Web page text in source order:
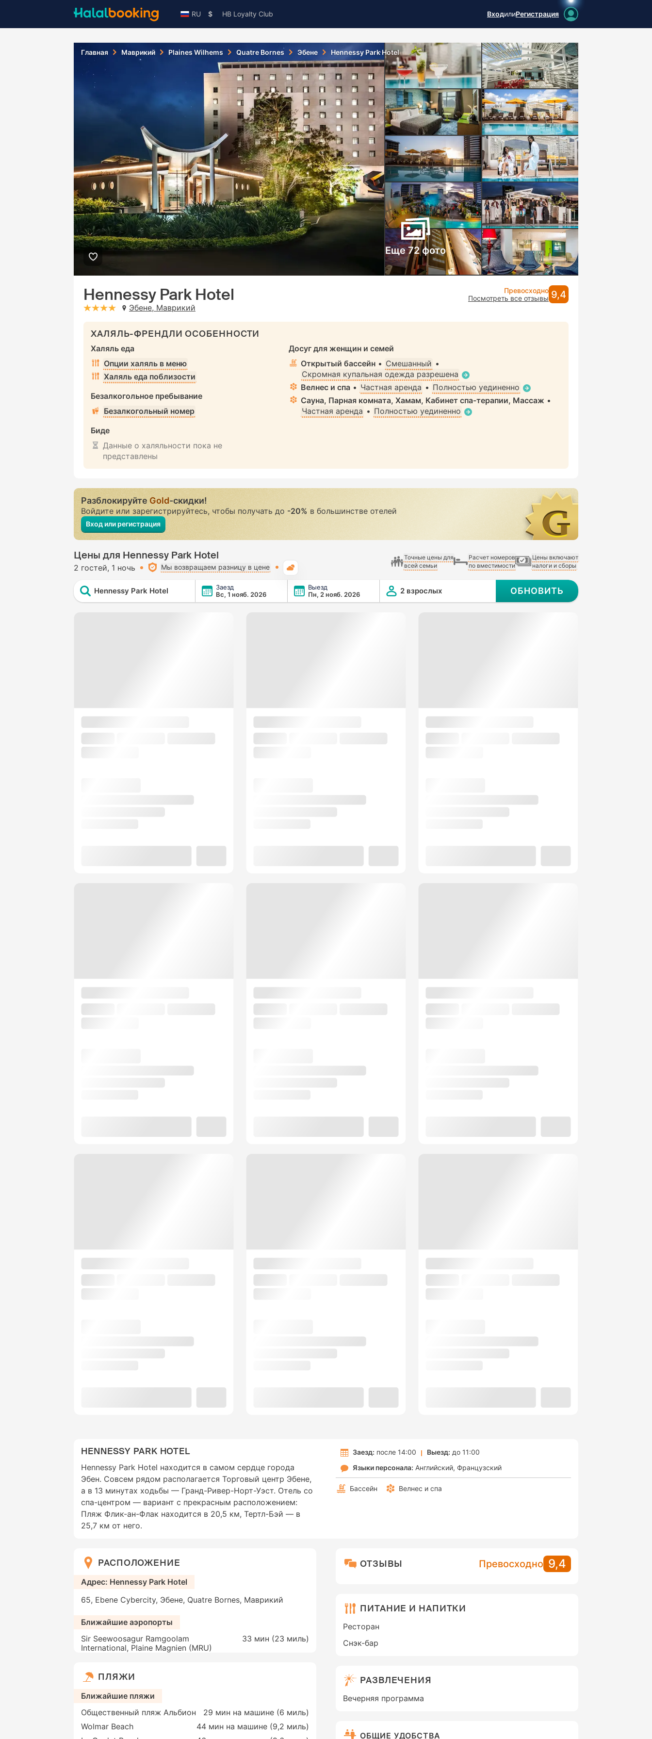
RU $ HB Loyalty Club ВходилиРегистрация
Главная Маврикий Plaines Wilhems Quatre Bornes Эбене Hennessy Park Hotel
Еще 72 фото
Hennessy Park Hotel
stars: 4Эбене, Маврикий
Превосходно
Посмотреть все отзывы 9,4
ХАЛЯЛЬ-ФРЕНДЛИ ОСОБЕННОСТИ
Халяль еда
Опции халяль в меню
Халяль еда поблизости
Безалкогольное пребывание
Безалкогольный номер
Биде
Данные о халяльности пока не
представлены
Досуг для женщин и семей
Открытый бассейн • Смешанный •
Скромная купальная одежда разрешена
Велнес и спа • Частная аренда • Полностью уединенно
Сауна, Парная комната, Хамам, Кабинет спа-терапии, Массаж •
Частная аренда • Полностью уединенно
Разблокируйте Gold-скидки!
Войдите или зарегистрируйтесь, чтобы получать до-20%в большинстве отелей
Вход или регистрация
Цены для Hennessy Park Hotel
2 гостей 1 ночь Мы возвращаем разницу в цене
Точные цены для
всей семьи
Расчет номеров
по вместимости
Цены включают
налоги и сборы
Hennessy Park Hotel
Заезд
Вс, 1 нояб. 2026
Выезд
Пн, 2 нояб. 2026
2 взрослых ОБНОВИТЬ
HENNESSY PARK HOTEL
Hennessy Park Hotel находится в самом сердце города
Эбен. Совсем рядом располагается Торговый центр Эбене,
а в 13 минутах ходьбы — Гранд-Ривер-Норт-Уэст. Отель со
спа-центром — вариант с прекрасным расположением:
Пляж Флик-ан-Флак находится в 20,5 км, Тертл-Бэй — в
25,7 км от него.
Заезд: после 14:00 Выезд: до 11:00
Языки персонала: Английский Французский
Бассейн Велнес и спа
РАСПОЛОЖЕНИЕ
Адрес: Hennessy Park Hotel
65, Ebene Cybercity, Эбене, Quatre Bornes, Маврикий
Ближайшие аэропорты
Sir Seewoosagur Ramgoolam
International, Plaine Magnien (MRU)
33 мин (23 миль)
ПЛЯЖИ
Ближайшие пляжи
Общественный пляж Альбион
29 мин на машине (6 миль)
Wolmar Beach
44 мин на машине (9,2 миль)
ОТЗЫВЫ Превосходно 9,4
ПИТАНИЕ И НАПИТКИ
Ресторан
Снэк-бар
РАЗВЛЕЧЕНИЯ
Вечерняя программа
ОБЩИЕ УДОБСТВА